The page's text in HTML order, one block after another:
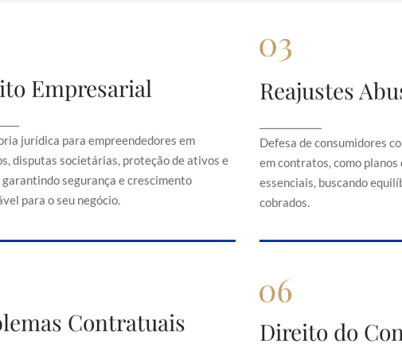
Empresarial
jurídica para empreendedores em
disputas societárias, proteção de ativos e
segurança e crescimento
para o seu negócio.
Direito Empresarial
contratos, disputas societárias, proteção de
ativos e direitos, garantindo segurança e
sustentável para o seu negócio.
Reajustes
Defesa de consumidores
em contratos, como planos
essenciais, buscando
cobrados.
Reajustes
serviços essenciais,
justiça nos
Contratuais
Problemas Contratuais
Direito do
Direito do